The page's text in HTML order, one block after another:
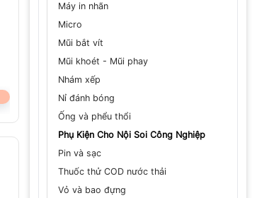
Máy in nhãn
Micro
Mũi bắt vít
Mũi khoét - Mũi phay
Nhám xếp
Nỉ đánh bóng
Ống và phểu thổi
Phụ Kiện Cho Nội Soi Công Nghiệp
Pin và sạc
Thuốc thử COD nước thải
Vỏ và bao đựng